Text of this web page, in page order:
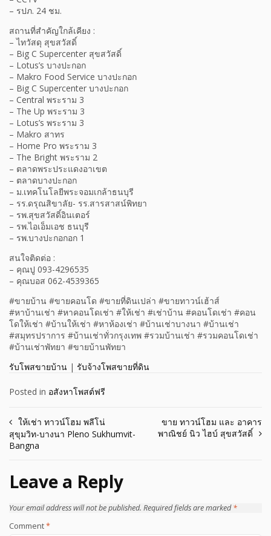
– รปภ. 24 ชม.
สถานที่สำคัญใกล้เคียง :
– ไทวัสดุ สุขสวัสดิ์
– Big C Supercenter สุขสวัสดิ์
– Lotus’s บางปะกอก
– Makro Food Service บางปะกอก
– Big C Supercenter บางปะกอก
– Central พระราม 3
– The Up พระราม 3
– Lotus’s พระราม 3
– Makro สาทร
– Home Pro พระราม 3
– The Bright พระราม 2
– ตลาดพระประแดงอาเขต
– ตลาดบางปะกอก
– ม.เทคโนโลยีพระจอมเกล้าธนบุรี
– รร.ดรุณสิขาลัย- รร.สารสาสน์พิทยา
– รพ.สุขสวัสดิ์อินเตอร์
– รพ.ไอเอ็มเอช ธนบุรี
– รพ.บางปะกอกอก 1
สนใจติดต่อ :
– คุณปู 093-4296535
– คุณบอส 062-4539365
#ขายบ้าน #ขายคอนโด #ขายที่ดินเปล่า #ขายทาวน์เฮ้าส์
#หาบ้านเช่า #หาคอนโดเช่า #ให้เช่า #เช่าบ้าน #คอนโดเช่า #คอน
โดให้เช่า #บ้านให้เช่า #หาห้องเช่า #บ้านเช่าบางนา #บ้านเช่า
#สมุทรปราการ #บ้านเช่าทั่วกรุงเทพ #รวมบ้านเช่า #รวมคอนโดเช่า
#บ้านเช่าพัทยา #ขายบ้านพัทยา
รับโพสขายบ้าน | รับจ้างโพสขายที่ดิน
Posted in อสังหาโพสต์ฟรี
Post
navigation
ให้เช่า ทาวน์โฮม พลีโน่
สุขุมวิท-บางนา Pleno Sukhumvit-
Bangna
ขาย ทาวน์โฮม และ อาคาร
พาณิชย์ นิว ไฮบ์ สุขสวัสดิ์
Leave a Reply
Your email address will not be published. Required fields are marked*
Comment*